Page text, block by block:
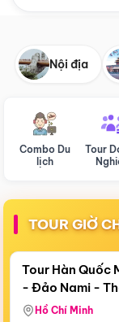
Nội địa
Combo Du
lịch
Tour
TOUR GIỜ
Còn19 ngày
Tour Hàn Quốc
- Đảo Nami -
Airways)
Hồ Chí Minh